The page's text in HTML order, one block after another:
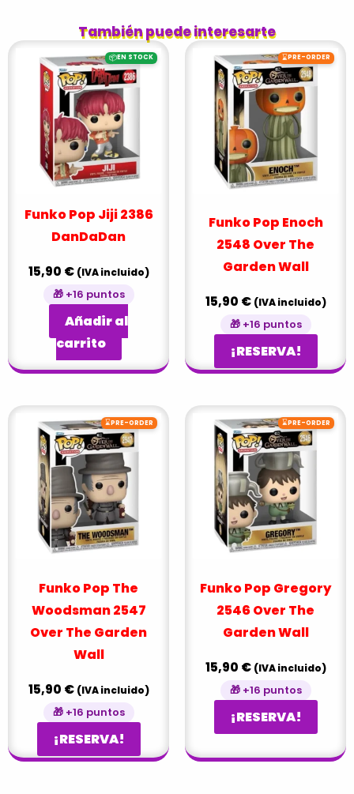
También puede interesarte
📦EN STOCK
Funko Pop Jiji 2386
DanDaDan
15,90 € (IVA incluido)
🎁 +16 puntos
Añadir al
carrito
⌛PRE-ORDER
Funko Pop Enoch
2548 Over The
Garden Wall
15,90 € (IVA incluido)
🎁 +16 puntos
¡RESERVA!
⌛PRE-ORDER
Funko Pop The
Woodsman 2547
Over The Garden
Wall
15,90 € (IVA incluido)
🎁 +16 puntos
¡RESERVA!
⌛PRE-ORDER
Funko Pop Gregory
2546 Over The
Garden Wall
15,90 € (IVA incluido)
🎁 +16 puntos
¡RESERVA!